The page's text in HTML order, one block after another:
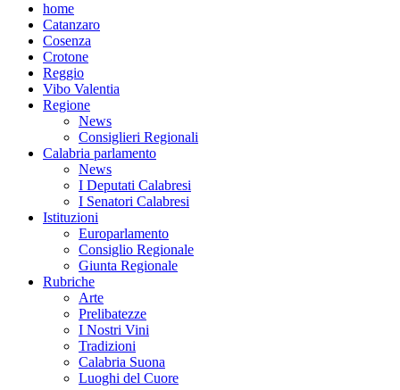
home
Catanzaro
Cosenza
Crotone
Reggio
Vibo Valentia
Regione
News
Consiglieri Regionali
Calabria parlamento
News
I Deputati Calabresi
I Senatori Calabresi
Istituzioni
Europarlamento
Consiglio Regionale
Giunta Regionale
Rubriche
Arte
Prelibatezze
I Nostri Vini
Tradizioni
Calabria Suona
Luoghi del Cuore